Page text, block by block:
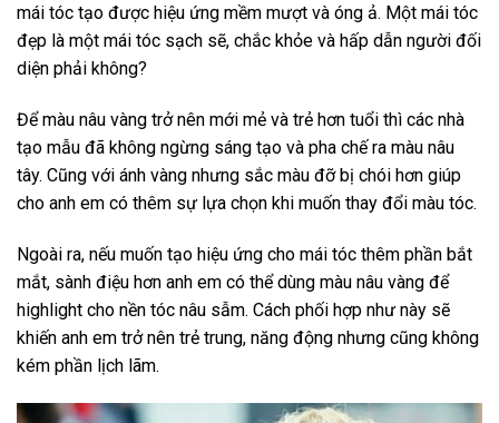
mái tóc tạo được hiệu ứng mềm mượt và óng ả. Một mái tóc
đẹp là một mái tóc sạch sẽ, chắc khỏe và hấp dẫn người đối
diện phải không?
Để màu nâu vàng trở nên mới mẻ và trẻ hơn tuổi thì các nhà
tạo mẫu đã không ngừng sáng tạo và pha chế ra màu nâu
tây. Cũng với ánh vàng nhưng sắc màu đỡ bị chói hơn giúp
cho anh em có thêm sự lựa chọn khi muốn thay đổi màu tóc.
Ngoài ra, nếu muốn tạo hiệu ứng cho mái tóc thêm phần bắt
mắt, sành điệu hơn anh em có thể dùng màu nâu vàng để
highlight cho nền tóc nâu sẫm. Cách phối hợp như này sẽ
khiến anh em trở nên trẻ trung, năng động nhưng cũng không
kém phần lịch lãm.